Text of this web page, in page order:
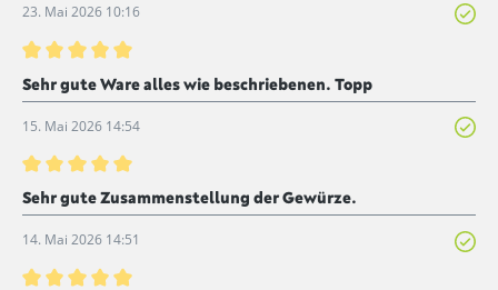
23. Mai 2026 10:16
Bewertung mit 5 von 5 Sternen
Sehr gute Ware alles wie beschriebenen. Topp
15. Mai 2026 14:54
Bewertung mit 5 von 5 Sternen
Sehr gute Zusammenstellung der Gewürze.
14. Mai 2026 14:51